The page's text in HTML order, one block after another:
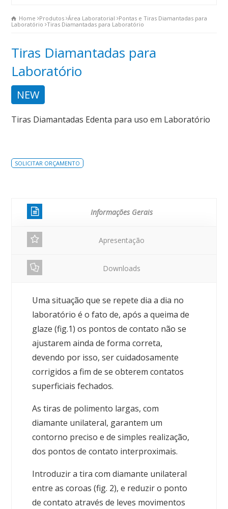
Home Produtos Área Laboratorial Pontas e Tiras Diamantadas para
Laboratório Tiras Diamantadas para Laboratório
Tiras Diamantadas para
Laboratório
NEW
Tiras Diamantadas Edenta para uso em Laboratório
SOLICITAR ORÇAMENTO
Informações Gerais
Apresentação
Downloads
Uma situação que se repete dia a dia no
laboratório é o fato de, após a queima de
glaze (fig.1) os pontos de contato não se
ajustarem ainda de forma correta,
devendo por isso, ser cuidadosamente
corrigidos a fim de se obterem contatos
superficiais fechados.
As tiras de polimento largas, com
diamante unilateral, garantem um
contorno preciso e de simples realização,
dos pontos de contato interproximais.
Introduzir a tira com diamante unilateral
entre as coroas (fig. 2), e reduzir o ponto
de contato através de leves movimentos